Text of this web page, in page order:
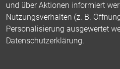
und über Aktionen informiert
Nutzungsverhalten (z. B.
Personalisierung ausgewertet
Datenschutzerklärung.